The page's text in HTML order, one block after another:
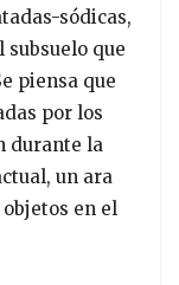
sódicas,
que
piensa que
por los
durante la
un ara
en el